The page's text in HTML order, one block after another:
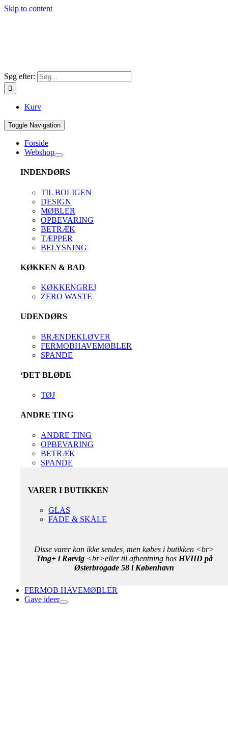
Skip to content
Søg efter:
Kurv
Toggle Navigation
Forside
Webshop
INDENDØRS
TIL BOLIGEN
DESIGN
MØBLER
OPBEVARING
BETRÆK
TÆPPER
BELYSNING
KØKKEN & BAD
KØKKENGREJ
ZERO WASTE
UDENDØRS
BRÆNDEKLØVER
FERMOBHAVEMØBLER
SPANDE
‘DET BLØDE
TØJ
ANDRE TING
ANDRE TING
OPBEVARING
BETRÆK
SPANDE
VARER I BUTIKKEN
GLAS
FADE & SKÅLE
Disse varer kan ikke sendes, men købes i butikken <br>
Ting+ i Rørvig<br>eller til afhentning hos HVIID på
Østerbrogade 58 i København
FERMOB HAVEMØBLER
Gave ideer